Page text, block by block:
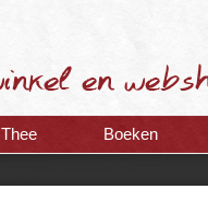
Thee Boeken